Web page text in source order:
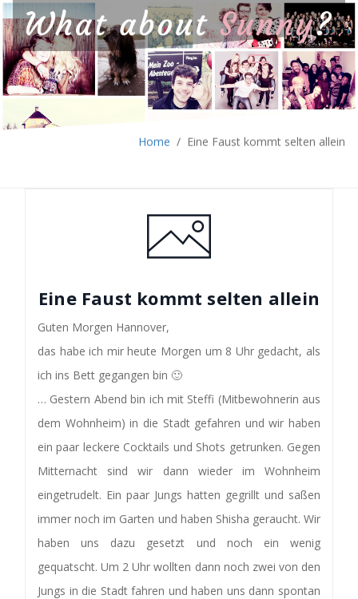
Home / Eine Faust kommt selten allein
Eine Faust kommt selten allein
Guten Morgen Hannover,
das habe ich mir heute Morgen um 8 Uhr gedacht, als
ich ins Bett gegangen bin 🙂
… Gestern Abend bin ich mit Steffi (Mitbewohnerin aus
dem Wohnheim) in die Stadt gefahren und wir haben
ein paar leckere Cocktails und Shots getrunken. Gegen
Mitternacht sind wir dann wieder im Wohnheim
eingetrudelt. Ein paar Jungs hatten gegrillt und saßen
immer noch im Garten und haben Shisha geraucht. Wir
haben uns dazu gesetzt und noch ein wenig
gequatscht. Um 2 Uhr wollten dann noch zwei von den
Jungs in die Stadt fahren und haben uns dann spontan